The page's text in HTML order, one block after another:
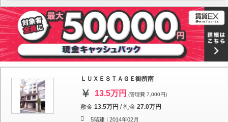
ＬＵＸＥＳＴＡＧＥ御所南
13.5万円 (管理費 7,000円)
敷金 13.5万円 /礼金 27.0万円
5階建 | 2014年02月